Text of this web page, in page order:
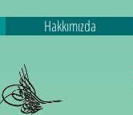
Hakkımızda